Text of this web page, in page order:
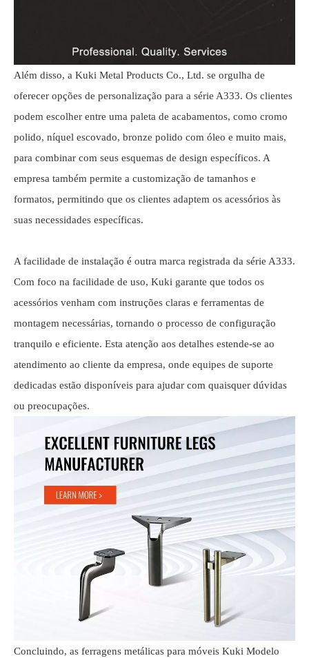
Além disso, a Kuki Metal Products Co., Ltd. se orgulha de
oferecer opções de personalização para a série A333. Os clientes
podem escolher entre uma paleta de acabamentos, como cromo
polido, níquel escovado, bronze polido com óleo e muito mais,
para combinar com seus esquemas de design específicos. A
empresa também permite a customização de tamanhos e
formatos, permitindo que os clientes adaptem os acessórios às
suas necessidades específicas.
A facilidade de instalação é outra marca registrada da série A333.
Com foco na facilidade de uso, Kuki garante que todos os
acessórios venham com instruções claras e ferramentas de
montagem necessárias, tornando o processo de configuração
tranquilo e eficiente. Esta atenção aos detalhes estende-se ao
atendimento ao cliente da empresa, onde equipes de suporte
dedicadas estão disponíveis para ajudar com quaisquer dúvidas
ou preocupações.
Concluindo, as ferragens metálicas para móveis Kuki Modelo